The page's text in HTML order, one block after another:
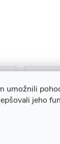
umožnili
jeho